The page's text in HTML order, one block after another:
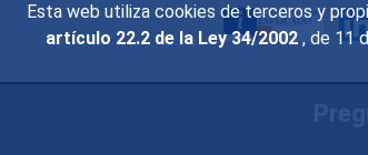
Esta web utiliza cookies de terceros y
artículo 22.2 de la Ley 34/2002 , de 11